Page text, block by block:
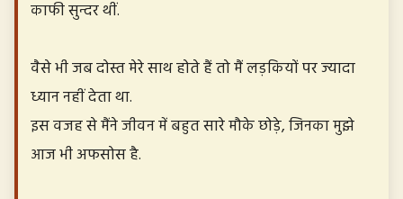
काफी सुन्दर थीं.
वैसे भी जब दोस्त मेरे साथ होते हैं तो मैं लड़कियों पर ज्यादा
ध्यान नहीं देता था.
इस वजह से मैंने जीवन में बहुत सारे मौके छोड़े, जिनका मुझे
आज भी अफसोस है.